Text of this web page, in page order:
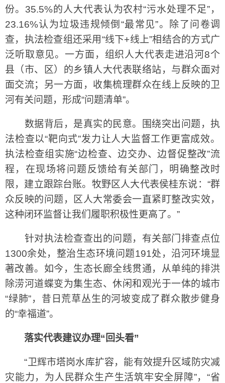
份。35.5%的人大代表认为农村“污水处理不足”，
23.16%认为垃圾违规倾倒“最常见”。除了问卷调
查，执法检查组还采用“线下+线上”相结合的方式广
泛听取意见。一方面，组织人大代表走进沿河8个
县（市、区）的乡镇人大代表联络站，与群众面对
面交流；另一方面，收集梳理群众在线上反映的卫
河有关问题，形成“问题清单”。
数据背后，是真实的民意。围绕突出问题，执
法检查以“靶向式”发力让人大监督工作更富成效。
执法检查组实施“边检查、边交办、边督促整改”流
程，在现场将问题反馈给有关部门，明确整改时
限，建立跟踪台账。牧野区人大代表侯桂东说：“群
众反映的问题，区人大常委会一直紧盯整改实效，
这种闭环监督让我们履职积极性更高了。”
针对执法检查查出的问题，有关部门排查点位
1300余处，整治生态环境问题191处，沿河环境显
著改善。如今，生态长廊全线贯通，从单纯的排洪
除涝河道蝶变为集生态、休闲和观光于一体的城市
“绿肺”，昔日荒草丛生的河坡变成了群众散步健身
的“幸福道”。
落实代表建议办理“回头看”
“卫辉市塔岗水库扩容，能有效提升区域防灾减
灾能力，为人民群众生产生活筑牢安全屏障”，“省